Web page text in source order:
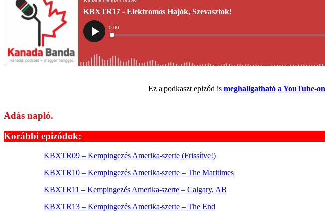
Ez a podkaszt epizód ismeghallgatható a YouTube-on
Adás napló.
Korábbi epizódok:
KBXTR09 – Kempingezés Amerika-szerte (Frissítve!)
KBXTR10 – Kempingezés Amerika-szerte – The Maritimes
KBXTR11 – Kempingezés Amerika-szerte – Calgary, AB
KBXTR13 – Kempingezés Amerika-szerte – The End